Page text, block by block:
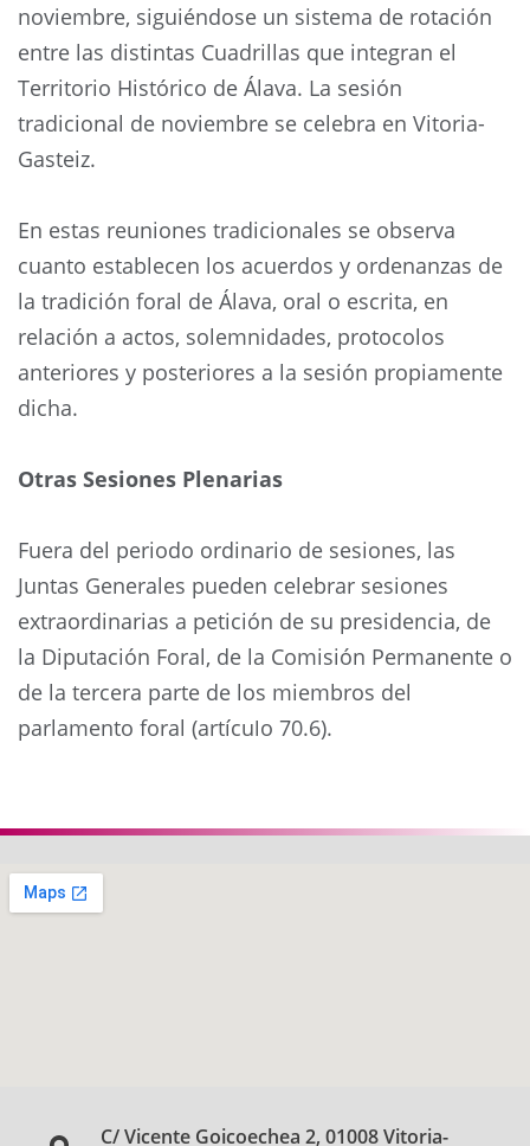
noviembre, siguiéndose un sistema de rotación
entre las distintas Cuadrillas que integran el
Territorio Histórico de Álava. La sesión
tradicional de noviembre se celebra en Vitoria-
Gasteiz.
En estas reuniones tradicionales se observa
cuanto establecen los acuerdos y ordenanzas de
la tradición foral de Álava, oral o escrita, en
relación a actos, solemnidades, protocolos
anteriores y posteriores a la sesión propiamente
dicha.
Otras Sesiones Plenarias
Fuera del periodo ordinario de sesiones, las
Juntas Generales pueden celebrar sesiones
extraordinarias a petición de su presidencia, de
la Diputación Foral, de la Comisión Permanente o
de la tercera parte de los miembros del
parlamento foral (artículo 70.6).
C/ Vicente Goicoechea 2, 01008 Vitoria-